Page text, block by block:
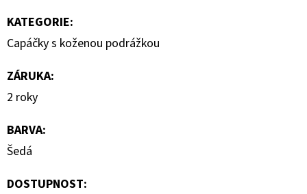
KATEGORIE:
Capáčky s koženou podrážkou
ZÁRUKA:
2 roky
BARVA:
Šedá
DOSTUPNOST: